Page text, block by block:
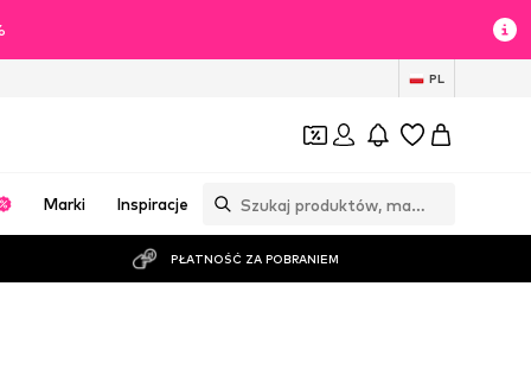
PL
Marki Inspiracje
PŁATNOŚĆ ZA POBRANIEM